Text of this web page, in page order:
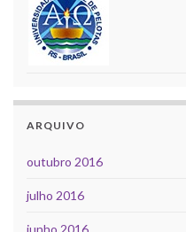
ARQUIVO
outubro 2016
julho 2016